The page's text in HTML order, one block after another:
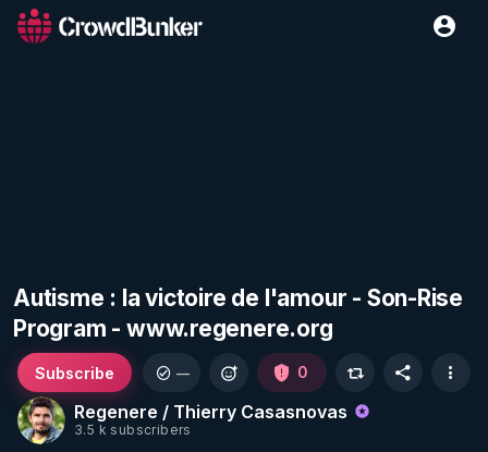
Autisme : la victoire de l'amour - Son-Rise
Program - www.regenere.org
Regenere / Thierry Casasnovas
3.5 k subscribers
Subscribe — 0